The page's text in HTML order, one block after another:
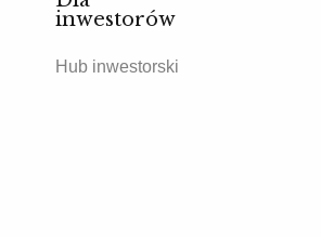
inwestorów
Hub inwestorski